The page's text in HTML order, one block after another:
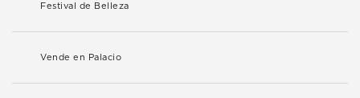
Festival de Belleza
Vende en Palacio